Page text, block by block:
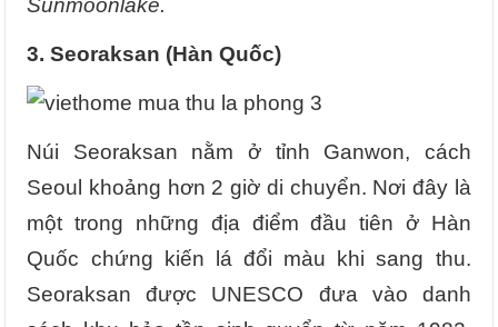
Sunmoonlake.
3. Seoraksan (Hàn Quốc)
Núi Seoraksan nằm ở tỉnh Ganwon, cách
Seoul khoảng hơn 2 giờ di chuyển. Nơi đây là
một trong những địa điểm đầu tiên ở Hàn
Quốc chứng kiến lá đổi màu khi sang thu.
Seoraksan được UNESCO đưa vào danh